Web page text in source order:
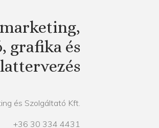
grafika és
és Szolgáltató Kft.
+36 30 334 4431